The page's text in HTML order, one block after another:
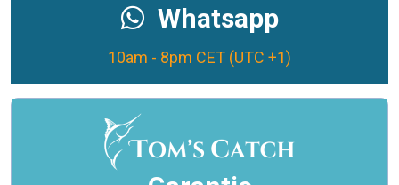
Whatsapp
10am - 8pm CET (UTC +1)